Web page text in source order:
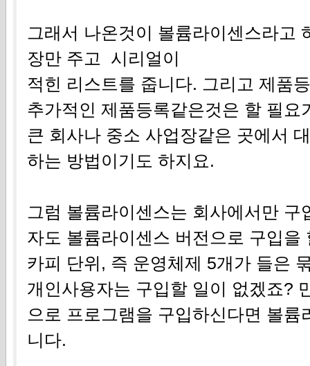
그래서 나온것이 볼륨라이센스라고
장만 주고 시리얼이
적힌 리스트를 줍니다. 그리고 제품
추가적인 제품등록같은것은 할 필
큰 회사나 중소 사업장같은 곳에서
하는 방법이기도 하지요.
그럼 볼륨라이센스는 회사에서만
자도 볼륨라이센스 버전으로 구입
카피 단위, 즉 운영체제 5개가 들은
개인사용자는 구입할 일이 없겠죠?
으로 프로그램을 구입하신다면 볼
니다.